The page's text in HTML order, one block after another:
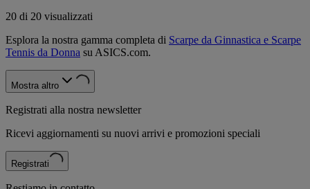
20 di 20 visualizzati
Esplora la nostra gamma completa di Scarpe da Ginnastica e Scarpe
Tennis da Donna su ASICS.com.
Mostra altro
Registrati alla nostra newsletter
Ricevi aggiornamenti su nuovi arrivi e promozioni speciali
Registrati